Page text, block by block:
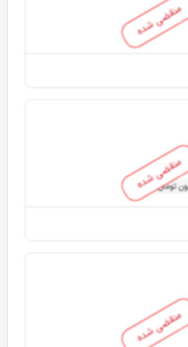
منقضی شده
منقضی شده
منقضی شده